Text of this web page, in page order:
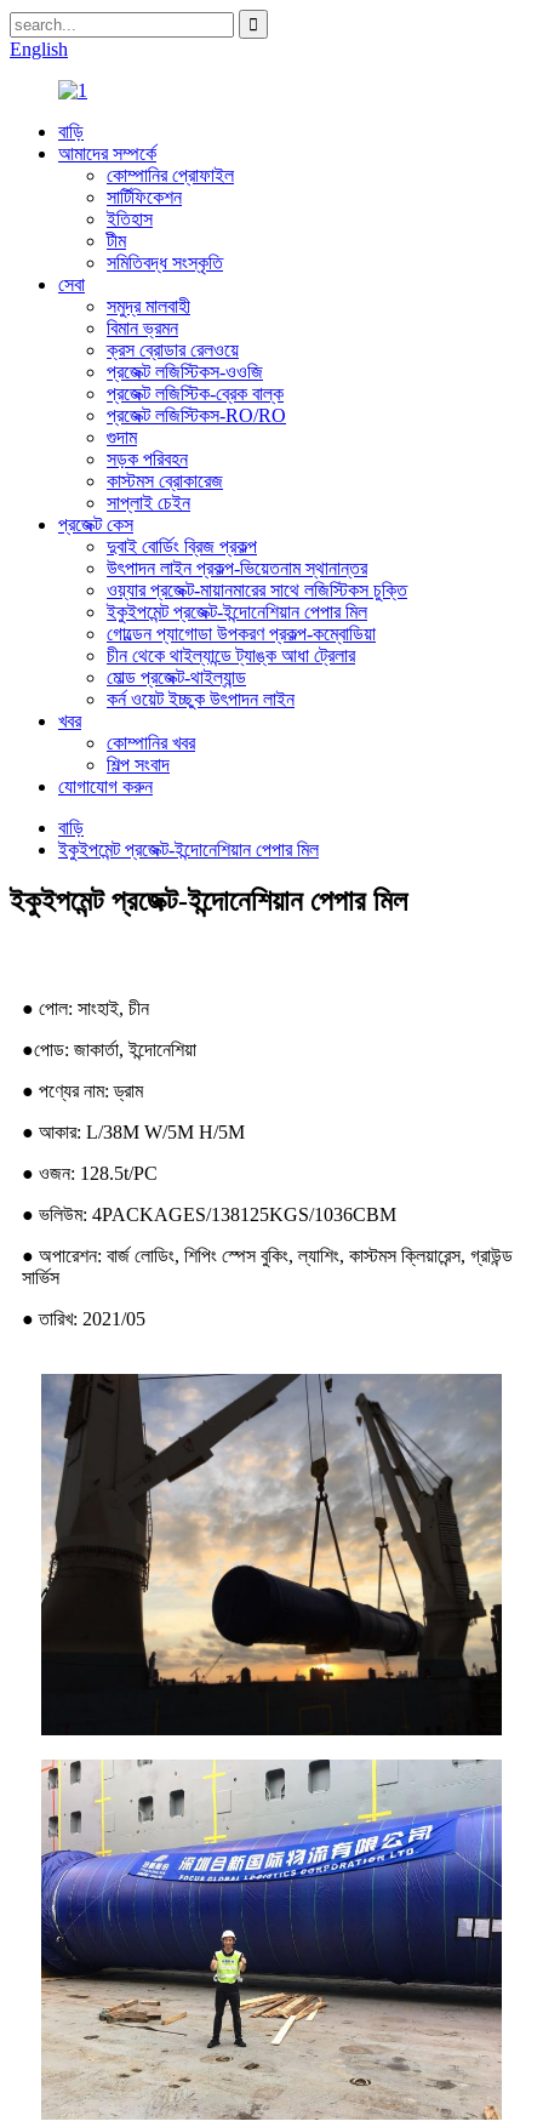
English
বাড়ি
আমাদের সম্পর্কে
কোম্পানির প্রোফাইল
সার্টিফিকেশন
ইতিহাস
টীম
সমিতিবদ্ধ সংস্কৃতি
সেবা
সমুদ্র মালবাহী
বিমান ভ্রমন
ক্রস ব্রোডার রেলওয়ে
প্রজেক্ট লজিস্টিকস-ওওজি
প্রজেক্ট লজিস্টিক-ব্রেক বাল্ক
প্রজেক্ট লজিস্টিকস-RO/RO
গুদাম
সড়ক পরিবহন
কাস্টমস ব্রোকারেজ
সাপ্লাই চেইন
প্রজেক্ট কেস
দুবাই বোর্ডিং ব্রিজ প্রকল্প
উৎপাদন লাইন প্রকল্প-ভিয়েতনাম স্থানান্তর
ওয়্যার প্রজেক্ট-মায়ানমারের সাথে লজিস্টিকস চুক্তি
ইকুইপমেন্ট প্রজেক্ট-ইন্দোনেশিয়ান পেপার মিল
গোল্ডেন প্যাগোডা উপকরণ প্রকল্প-কম্বোডিয়া
চীন থেকে থাইল্যান্ডে ট্যাঙ্ক আধা ট্রেলার
মোল্ড প্রজেক্ট-থাইল্যান্ড
কর্ন ওয়েট ইচ্ছুক উৎপাদন লাইন
খবর
কোম্পানির খবর
শিল্প সংবাদ
যোগাযোগ করুন
বাড়ি
ইকুইপমেন্ট প্রজেক্ট-ইন্দোনেশিয়ান পেপার মিল
ইকুইপমেন্ট প্রজেক্ট-ইন্দোনেশিয়ান পেপার মিল
● পোল: সাংহাই, চীন
●পোড: জাকার্তা, ইন্দোনেশিয়া
● পণ্যের নাম: ড্রাম
● আকার: L/38M W/5M H/5M
● ওজন: 128.5t/PC
● ভলিউম: 4PACKAGES/138125KGS/1036CBM
● অপারেশন: বার্জ লোডিং, শিপিং স্পেস বুকিং, ল্যাশিং, কাস্টমস ক্লিয়ারেন্স, গ্রাউন্ড
সার্ভিস
● তারিখ: 2021/05